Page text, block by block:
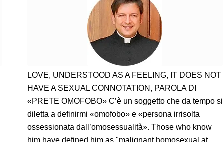
LOVE, UNDERSTOOD AS A FEELING, IT DOES NOT
HAVE A SEXUAL CONNOTATION, PAROLA DI
«PRETE OMOFOBO» C’è un soggetto che da tempo si
diletta a definirmi «omofobo» e «persona irrisolta
ossessionata dall’omosessualità». Those who know
him have defined him as "malignant homosexual at